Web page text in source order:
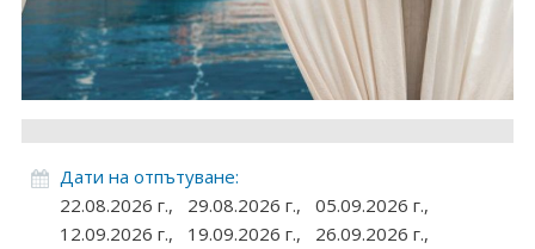
ДЕСТИНАЦИИ
Египет
Чехия
Тунис
България
Дати на отпътуване:
22.08.2026 г., 29.08.2026 г., 05.09.2026 г.,
12.09.2026 г., 19.09.2026 г., 26.09.2026 г.,